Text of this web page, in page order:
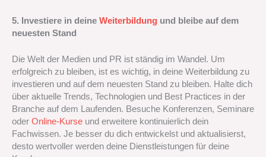
5. Investiere in deine Weiterbildung und bleibe auf dem
neuesten Stand
Die Welt der Medien und PR ist ständig im Wandel. Um
erfolgreich zu bleiben, ist es wichtig, in deine Weiterbildung zu
investieren und auf dem neuesten Stand zu bleiben. Halte dich
über aktuelle Trends, Technologien und Best Practices in der
Branche auf dem Laufenden. Besuche Konferenzen, Seminare
oder Online-Kurse und erweitere kontinuierlich dein
Fachwissen. Je besser du dich entwickelst und aktualisierst,
desto wertvoller werden deine Dienstleistungen für deine